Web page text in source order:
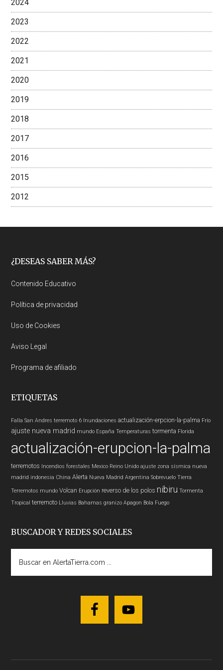
2024
2023
2022
2021
2020
2019
2018
2017
2016
2015
2012
Footer
¿DESEAS SABER MÁS?
Contenido Educativo
Política de privacidad
Uso de Cookies
Aviso Legal
Programa de afiliado
ETIQUETAS
Falla San Andres terremoto 6 Inundaciones actualización-erpcion-la-palma Frío
ajuste nueva madrid mundo España Temperaturas tormenta Florida
actualización-erupcion-la-palma
terremotos Incendios forestales Mexico Reino Unido ajuste zona sísmica nueva
madrid indonesia China Alerta Nueva Madrid Argentina Sobrevuelo Tierra
Terremotos mundo Volcan Erupción reverso de los polos nibiru Tormenta
Tropical terremoto Lluvias Bahamas granizo Apagon Bola Fuego
BUSCADOR Y REDES SOCIALES
AlertaTierra.com